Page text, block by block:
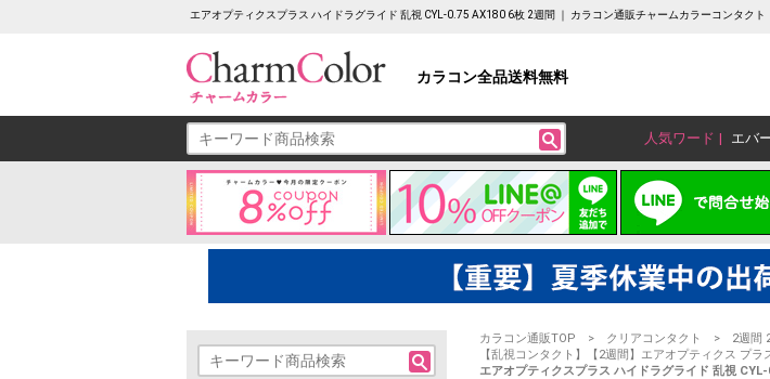
エアオプティクスプラス ハイドラグライド 乱視 CYL-0.75 AX180 6枚 2週間 ｜ カラコン通販チャームカラーコンタクト
カラコン全品送料無料
人気ワード エバ
カラコン通販TOP クリアコンタクト 2週間
【乱視コンタクト】【2週間】エアオプティクス プ
エアオプティクスプラス ハイドラグライド 乱視